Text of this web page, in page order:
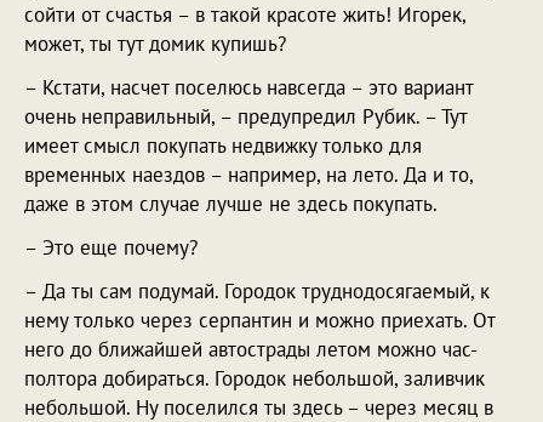
сойти от счастья – в такой красоте жить! Игорек,
может, ты тут домик купишь?
– Кстати, насчет поселюсь навсегда – это вариант
очень неправильный, – предупредил Рубик. – Тут
имеет смысл покупать недвижку только для
временных наездов – например, на лето. Да и то,
даже в этом случае лучше не здесь покупать.
– Это еще почему?
– Да ты сам подумай. Городок труднодосягаемый, к
нему только через серпантин и можно приехать. От
него до ближайшей автострады летом можно час-
полтора добираться. Городок небольшой, заливчик
небольшой. Ну поселился ты здесь – через месяц в